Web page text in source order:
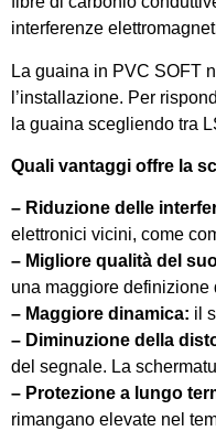
interferenze
La guaina in PVC SOFT
l’installazione. Per
la guaina scegliendo tra
Quali vantaggi offre la
– Riduzione delle
elettronici vicini, come
– Migliore qualità del
una maggiore definizione
– Maggiore dinamica: il
– Diminuzione della
del segnale. La
– Protezione a lungo
rimangano elevate nel